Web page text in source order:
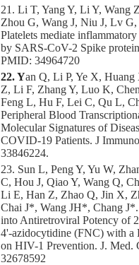
21. Li T, Yang Y, Li Y, Wang
Zhou G, Wang J, Niu J, Lv
Platelets mediate
by SARS-CoV-2 Spike
PMID: 34964720
22. Yan Q, Li P, Ye X, Huang
Z, Li F, Zhang Y, Luo K,
Feng L, Hu F, Lei C, Qu L,
Peripheral Blood
Molecular Signatures of
COVID-19 Patients. J
33846224.
23. Sun L, Peng Y, Yu W,
C, Hou J, Qiao Y, Wang Q,
Li E, Han Z, Zhao Q, Jin X,
Chai J*, Wang JH*, Chang
into Antiretroviral Potency of
4'-azidocytidine (FNC) with a
on HIV-1 Prevention. J. Med.
32678592